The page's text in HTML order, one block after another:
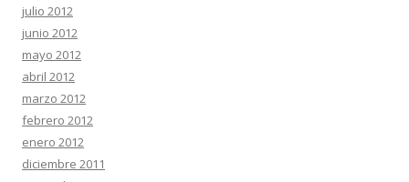
julio 2012
junio 2012
mayo 2012
abril 2012
marzo 2012
febrero 2012
enero 2012
diciembre 2011